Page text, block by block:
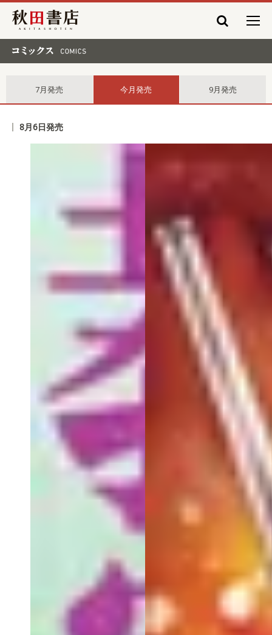
秋田書店
7月発売 今月発売 9月発売
8月6日発売